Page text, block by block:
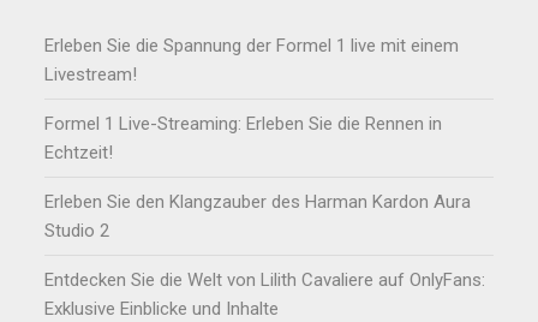
Erleben Sie die Spannung der Formel 1 live mit einem
Livestream!
Formel 1 Live-Streaming: Erleben Sie die Rennen in
Echtzeit!
Erleben Sie den Klangzauber des Harman Kardon Aura
Studio 2
Entdecken Sie die Welt von Lilith Cavaliere auf OnlyFans:
Exklusive Einblicke und Inhalte